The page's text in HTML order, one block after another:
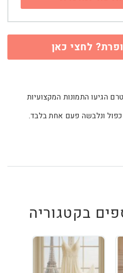
לחצי כאן
הגיעו התמונות המקצועיות
כפול ונלבשה פעם אחת בלבד.
בקטגוריה